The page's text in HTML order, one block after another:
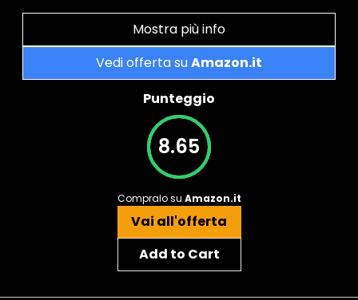
Mostra più info
Vedi offerta suAmazon.it
Punteggio
8.65
Compralo su Amazon.it
Vai all'offerta
Add to Cart